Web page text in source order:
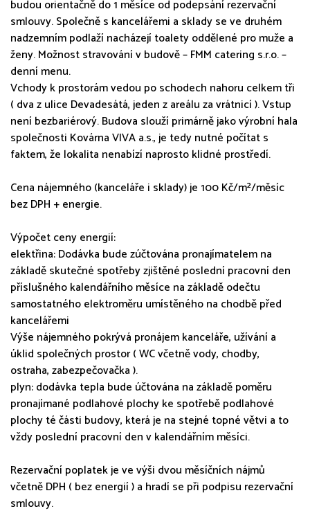
budou orientačně do 1 měsíce od podepsání rezervační
smlouvy. Společně s kancelářemi a sklady se ve druhém
nadzemním podlaží nacházejí toalety oddělené pro muže a
ženy. Možnost stravování v budově – FMM catering s.r.o. –
denní menu.
Vchody k prostorám vedou po schodech nahoru celkem tři
( dva z ulice Devadesátá, jeden z areálu za vrátnicí ). Vstup
není bezbariérový. Budova slouží primárně jako výrobní hala
společnosti Kovárna VIVA a.s., je tedy nutné počítat s
faktem, že lokalita nenabízí naprosto klidné prostředí.
Cena nájemného (kanceláře i sklady) je 100 Kč/m²/měsíc
bez DPH + energie.
Výpočet ceny energií:
elektřina: Dodávka bude zúčtována pronajímatelem na
základě skutečné spotřeby zjištěné poslední pracovní den
příslušného kalendářního měsíce na základě odečtu
samostatného elektroměru umístěného na chodbě před
kancelářemi
Výše nájemného pokrývá pronájem kanceláře, užívání a
úklid společných prostor ( WC včetně vody, chodby,
ostraha, zabezpečovačka ).
plyn: dodávka tepla bude účtována na základě poměru
pronajímané podlahové plochy ke spotřebě podlahové
plochy té části budovy, která je na stejné topné větvi a to
vždy poslední pracovní den v kalendářním měsíci.
Rezervační poplatek je ve výši dvou měsíčních nájmů
včetně DPH ( bez energií ) a hradí se při podpisu rezervační
smlouvy.